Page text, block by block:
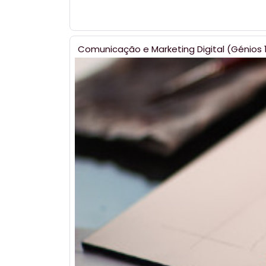
Comunicação e Marketing Digital (Génios